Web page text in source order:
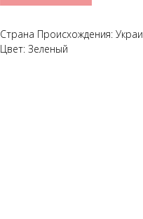
Страна Происхождения:
Цвет: Зеленый